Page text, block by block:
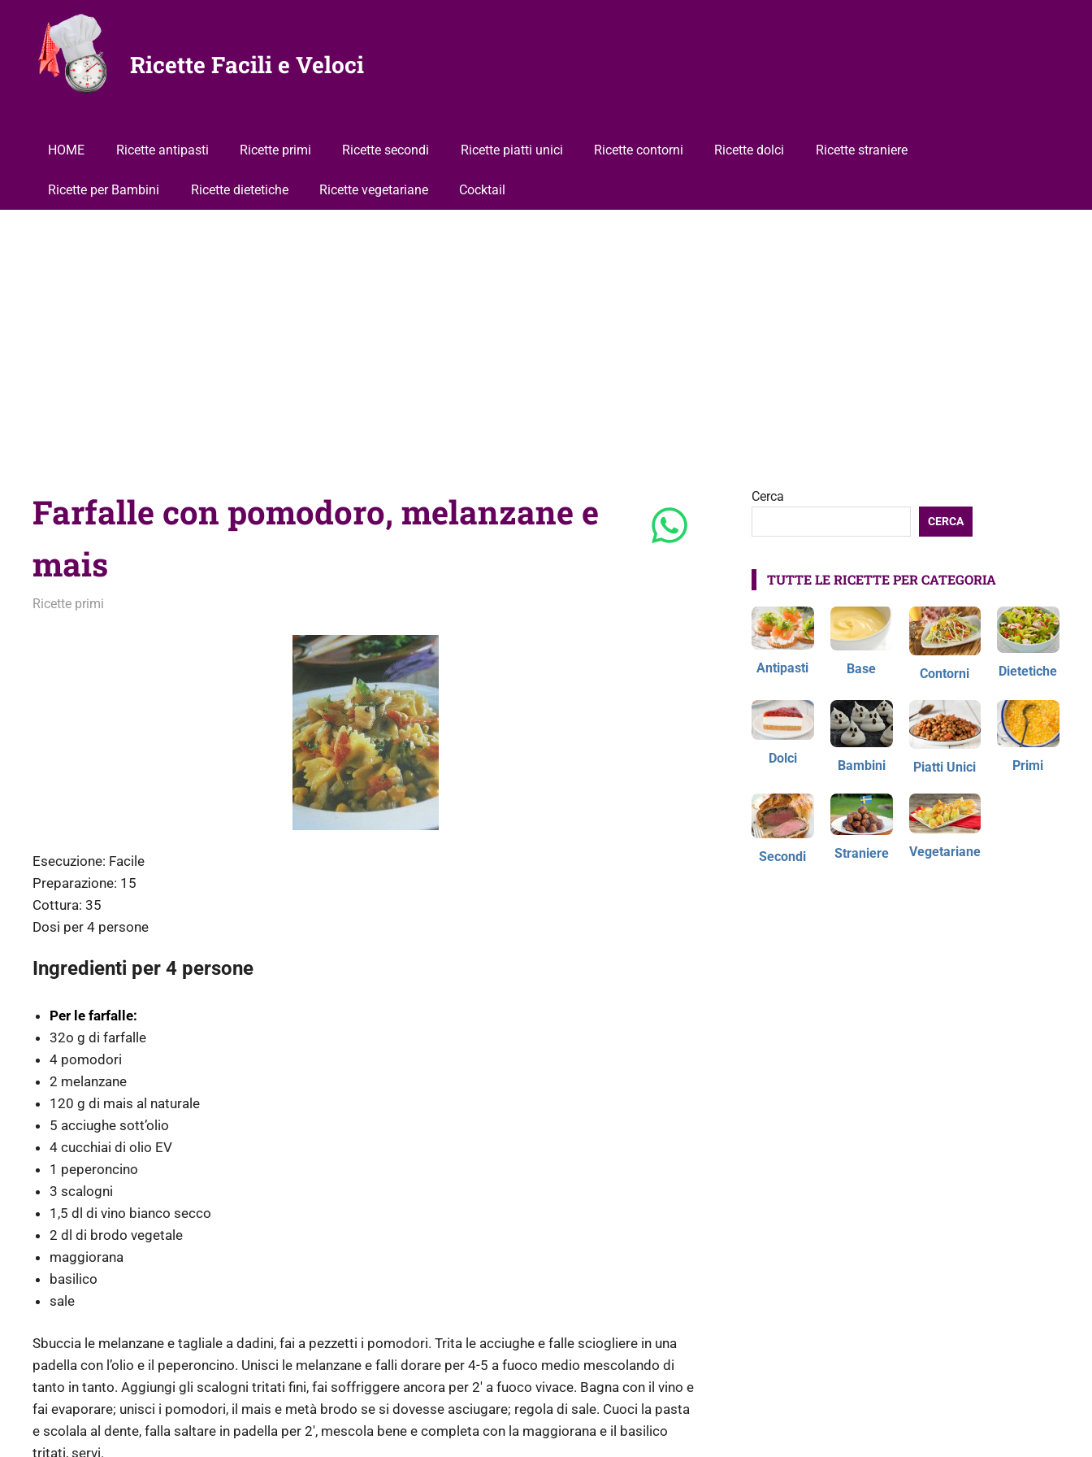
contenuto
Ricette Facili e Veloci
HOME Ricette antipasti Ricette primi Ricette secondi Ricette piatti unici Ricette contorni Ricette dolci Ricette straniere
Ricette per Bambini Ricette dietetiche Ricette vegetariane Cocktail
Farfalle con pomodoro, melanzane e
mais
28 Agosto 2011
admin
Ricette primi
Esecuzione: Facile
Preparazione: 15
Cottura: 35
Dosi per 4 persone
Ingredienti per 4 persone
Per le farfalle:
32o g di farfalle
4 pomodori
2 melanzane
120 g di mais al naturale
5 acciughe sott’olio
4 cucchiai di olio EV
1 peperoncino
3 scalogni
1,5 dl di vino bianco secco
2 dl di brodo vegetale
maggiorana
basilico
sale
Sbuccia le melanzane e tagliale a dadini, fai a pezzetti i pomodori. Trita le acciughe e falle sciogliere in una
padella con l’olio e il peperoncino. Unisci le melanzane e falli dorare per 4-5 a fuoco medio mescolando di
tanto in tanto. Aggiungi gli scalogni tritati fini, fai soffriggere ancora per 2′ a fuoco vivace. Bagna con il vino e
fai evaporare; unisci i pomodori, il mais e metà brodo se si dovesse asciugare; regola di sale. Cuoci la pasta
e scolala al dente, falla saltare in padella per 2′, mescola bene e completa con la maggiorana e il basilico
tritati, servi.
Cerca
CERCA
TUTTE LE RICETTE PER CATEGORIA
Antipasti Base Contorni Dietetiche
Dolci Bambini Piatti Unici Primi
Secondi Straniere Vegetariane